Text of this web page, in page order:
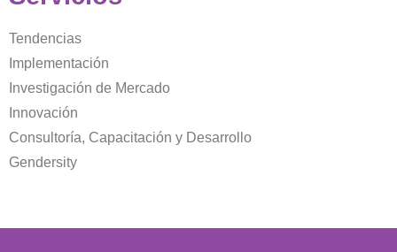
Tendencias
Implementación
Investigación de Mercado
Innovación
Consultoría, Capacitación y Desarrollo
Gendersity